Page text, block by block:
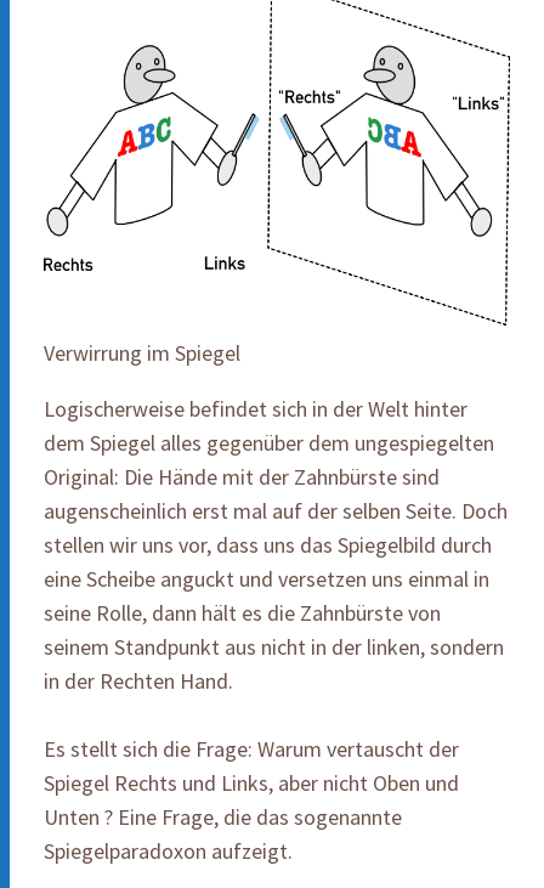
Verwirrung im Spiegel
Logischerweise befindet sich in der Welt hinter
dem Spiegel alles gegenüber dem ungespiegelten
Original: Die Hände mit der Zahnbürste sind
augenscheinlich erst mal auf der selben Seite. Doch
stellen wir uns vor, dass uns das Spiegelbild durch
eine Scheibe anguckt und versetzen uns einmal in
seine Rolle, dann hält es die Zahnbürste von
seinem Standpunkt aus nicht in der linken, sondern
in der Rechten Hand.
Es stellt sich die Frage: Warum vertauscht der
Spiegel Rechts und Links, aber nicht Oben und
Unten ? Eine Frage, die das sogenannte
Spiegelparadoxon aufzeigt.